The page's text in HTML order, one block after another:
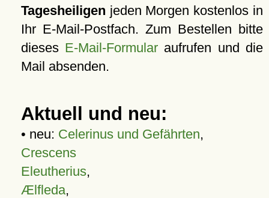
Tagesheiligen jeden Morgen kostenlos in
Ihr E-Mail-Postfach. Zum Bestellen bitte
dieses E-Mail-Formular aufrufen und die
Mail absenden.
Aktuell und neu:
• neu: Celerinus und Gefährten,
Crescens
Eleutherius,
Ælfleda,